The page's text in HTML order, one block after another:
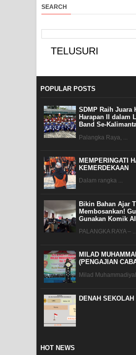
SEARCH
POPULAR POSTS
SDMP Raih Juara
Harapan II dalam
Band Se-
Palangka Raya, ...
MEMPERINGATI
KEMERDEKAAN
Dalam rangka ...
Bikin Bahan Ajar
Membosankan!
Gunakan Komik AI
PALANGKA RAYA – ...
MILAD
(PENGAJIAN
Milad
DENAH SEKOLAH
HOT NEWS